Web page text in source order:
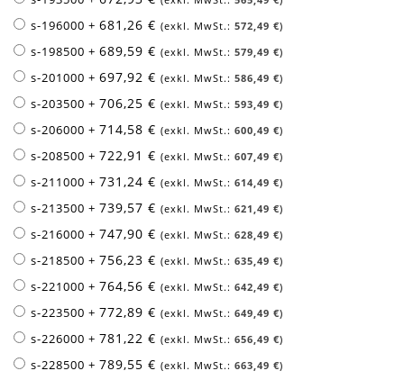
s-196000+681,26 € 572,49 €
s-198500+689,59 € 579,49 €
s-201000+697,92 € 586,49 €
s-203500+706,25 € 593,49 €
s-206000+714,58 € 600,49 €
s-208500+722,91 € 607,49 €
s-211000+731,24 € 614,49 €
s-213500+739,57 € 621,49 €
s-216000+747,90 € 628,49 €
s-218500+756,23 € 635,49 €
s-221000+764,56 € 642,49 €
s-223500+772,89 € 649,49 €
s-226000+781,22 € 656,49 €
s-228500+789,55 € 663,49 €